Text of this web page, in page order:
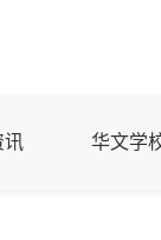
讯 华文学